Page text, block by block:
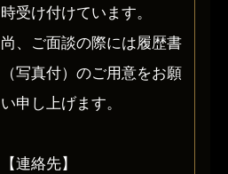
時受け付けています。
尚、ご面談の際には履歴書
（写真付）のご用意をお願
い申し上げます。
【連絡先】